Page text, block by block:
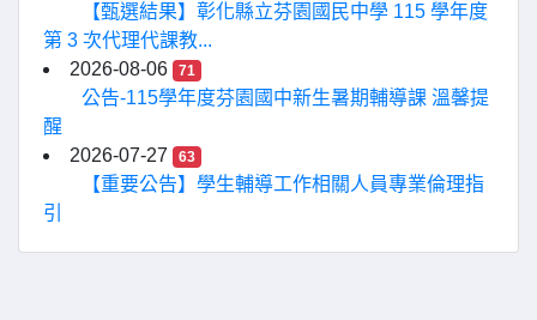
【甄選結果】彰化縣立芬園國民中學 115 學年度
第 3 次代理代課教...
2026-08-06
71
公告-115學年度芬園國中新生暑期輔導課 溫馨提
醒
2026-07-27
63
【重要公告】學生輔導工作相關人員專業倫理指
引